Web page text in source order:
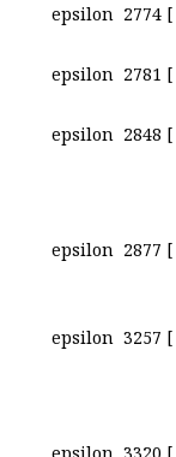
epsilon 2774 [
epsilon 2781 [
epsilon 2848 [
epsilon 2877 [
epsilon 3257 [